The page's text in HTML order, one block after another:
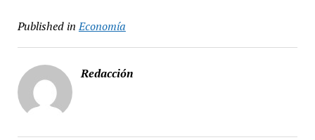
Published in Economía
Redacción